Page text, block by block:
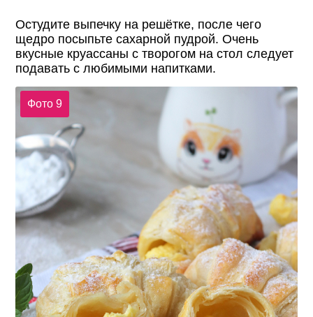
Остудите выпечку на решётке, после чего
щедро посыпьте сахарной пудрой. Очень
вкусные круассаны с творогом на стол следует
подавать с любимыми напитками.
Фото 9